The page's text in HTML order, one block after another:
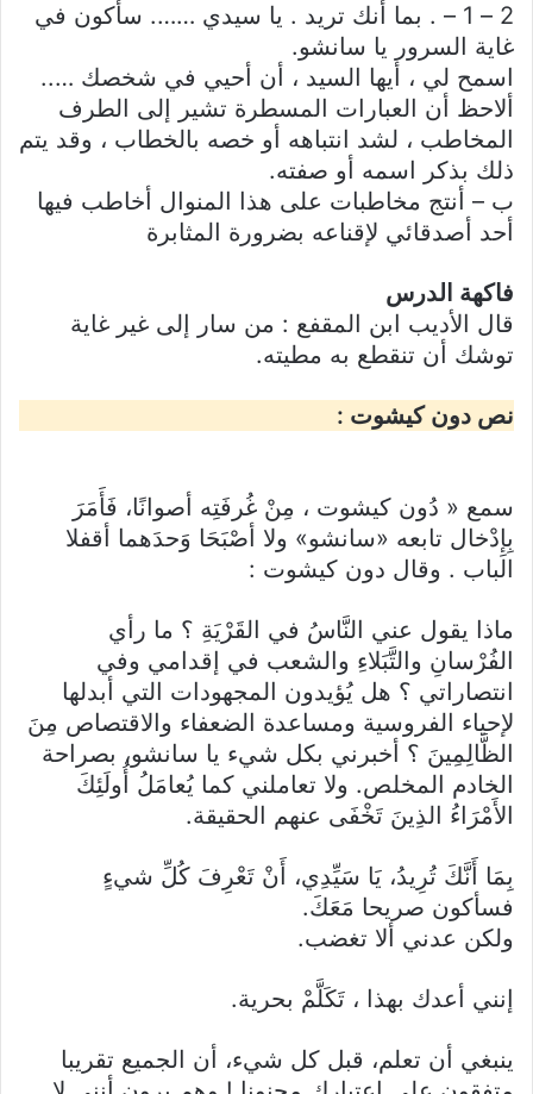
2 – 1 – . بما أنك تريد . يا سيدي ……. سأكون في
غاية السرور يا سانشو.
اسمح لي ، أيها السيد ، أن أحيي في شخصك …..
ألاحظ أن العبارات المسطرة تشير إلى الطرف
المخاطب ، لشد انتباهه أو خصه بالخطاب ، وقد يتم
ذلك بذكر اسمه أو صفته.
ب – أنتج مخاطبات على هذا المنوال أخاطب فيها
أحد أصدقائي لإقناعه بضرورة المثابرة
فاكهة الدرس
قال الأديب ابن المقفع : من سار إلى غير غاية
توشك أن تنقطع به مطيته.
: نص دون كيشوت
سمع « دُون كيشوت ، مِنْ غُرفَتِه أصوانًا، فَأَمَرَ
بِإِدْخال تابعه «سانشو» ولا أصْبَحَا وَحدَهما أقفلا
الباب . وقال دون كيشوت :
ماذا يقول عني النَّاسُ في القَرْيَةِ ؟ ما رأي
الفُرْسانِ والتَّبَلاءِ والشعب في إقدامي وفي
انتصاراتي ؟ هل يُؤيدون المجهودات التي أبدلها
لإحياء الفروسية ومساعدة الضعفاء والاقتصاص مِنَ
الظَّالِمِينَ ؟ أخبرني بكل شيء يا سانشو، بصراحة
الخادم المخلص. ولا تعاملني كما يُعامَلُ أُولَئِكَ
الأَمْرَاءُ الذِينَ تَخْفَى عنهم الحقيقة.
بِمَا أَنَّكَ تُرِيدُ، يَا سَيِّدِي، أَنْ تَعْرِفَ كُلِّ شيءٍ
فسأكون صريحا مَعَكَ.
ولكن عدني ألا تغضب.
إنني أعدك بهذا ، تَكَلَّمْ بحرية.
ينبغي أن تعلم، قبل كل شيء، أن الجميع تقريبا